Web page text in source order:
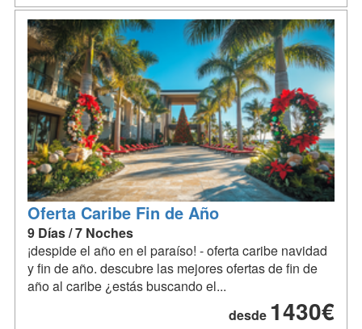
Oferta Caribe Fin de Año
9 Días / 7 Noches
¡despide el año en el paraíso! - oferta caribe navidad
y fin de año. descubre las mejores ofertas de fin de
año al caribe ¿estás buscando el...
desde 1430€